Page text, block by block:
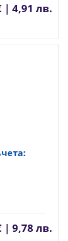
| 4,91 лв.
| 9,78 лв.